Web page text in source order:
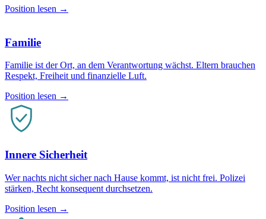
Position lesen →
Familie
Familie ist der Ort, an dem Verantwortung wächst. Eltern brauchen
Respekt, Freiheit und finanzielle Luft.
Position lesen →
Innere Sicherheit
Wer nachts nicht sicher nach Hause kommt, ist nicht frei. Polizei
stärken, Recht konsequent durchsetzen.
Position lesen →